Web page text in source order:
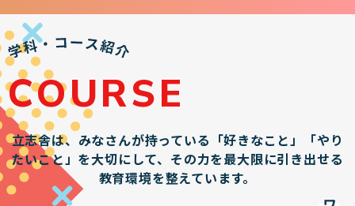
COURSE
立志舎は、みなさんが持っている「好きなこと」「やり
たいこと」を大切にして、 その力を最大限に引き出せる
教育環境を整えています。